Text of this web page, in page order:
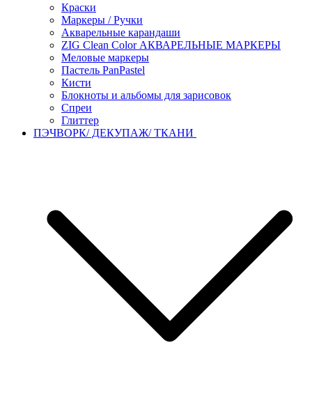
Краски
Маркеры / Ручки
Акварельные карандаши
ZIG Clean Color АКВАРЕЛЬНЫЕ МАРКЕРЫ
Меловые маркеры
Пастель PanPastel
Кисти
Блокноты и альбомы для зарисовок
Спреи
Глиттер
ПЭЧВОРК/ ДЕКУПАЖ/ ТКАНИ